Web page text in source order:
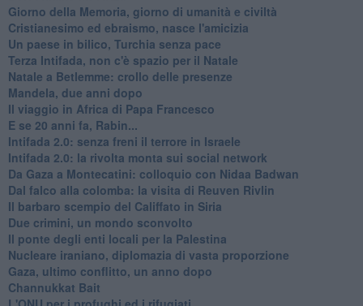
Giorno della Memoria, giorno di umanità e civiltà
Cristianesimo ed ebraismo, nasce l'amicizia
Un paese in bilico, Turchia senza pace
Terza Intifada, non c'è spazio per il Natale
Natale a Betlemme: crollo delle presenze
Mandela, due anni dopo
Il viaggio in Africa di Papa Francesco
E se 20 anni fa, Rabin...
Intifada 2.0: senza freni il terrore in Israele
Intifada 2.0: la rivolta monta sui social network
Da Gaza a Montecatini: colloquio con Nidaa Badwan
Dal falco alla colomba: la visita di Reuven Rivlin
Il barbaro scempio del Califfato in Siria
Due crimini, un mondo sconvolto
Il ponte degli enti locali per la Palestina
Nucleare iraniano, diplomazia di vasta proporzione
Gaza, ultimo conflitto, un anno dopo
Channukkat Bait